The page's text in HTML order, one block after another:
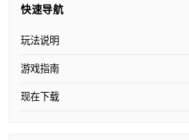
快速导航
玩法说明
游戏指南
现在下载